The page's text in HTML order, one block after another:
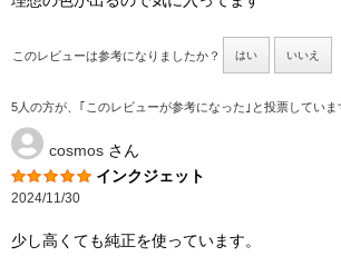
このレビューは参考になりましたか？ はい いいえ
5人の方が、｢このレビューが参考になった｣と投票していま
cosmos さん
インクジェット
2024/11/30
少し高くても純正を使っています。